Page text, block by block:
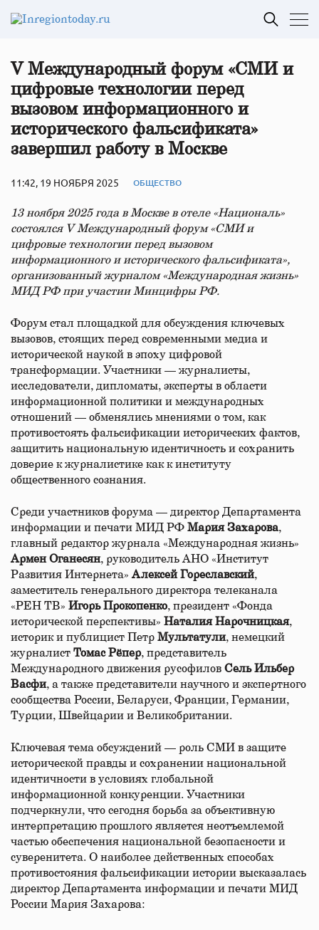
V Международный форум «СМИ и
цифровые технологии перед
вызовом информационного и
исторического фальсификата»
завершил работу в Москве
11:42, 19 НОЯБРЯ 2025 ОБЩЕСТВО
13 ноября 2025 года в Москве в отеле «Националь»
состоялся V Международный форум «СМИ и
цифровые технологии перед вызовом
информационного и исторического фальсификата»,
организованный журналом «Международная жизнь»
МИД РФ при участии Минцифры РФ.
Форум стал площадкой для обсуждения ключевых
вызовов, стоящих перед современными медиа и
исторической наукой в эпоху цифровой
трансформации. Участники — журналисты,
исследователи, дипломаты, эксперты в области
информационной политики и международных
отношений — обменялись мнениями о том, как
противостоять фальсификации исторических фактов,
защитить национальную идентичность и сохранить
доверие к журналистике как к институту
общественного сознания.
Среди участников форума — директор Департамента
информации и печати МИД РФ Мария Захарова,
главный редактор журнала «Международная жизнь»
Армен Оганесян, руководитель АНО «Институт
Развития Интернета» Алексей Гореславский,
заместитель генерального директора телеканала
«РЕН ТВ» Игорь Прокопенко, президент «Фонда
исторической перспективы» Наталия Нарочницкая,
историк и публицист Петр Мультатули, немецкий
журналист Томас Рёпер, представитель
Международного движения русофилов Сель Ильбер
Васфи, а также представители научного и экспертного
сообщества России, Беларуси, Франции, Германии,
Турции, Швейцарии и Великобритании.
Ключевая тема обсуждений — роль СМИ в защите
исторической правды и сохранении национальной
идентичности в условиях глобальной
информационной конкуренции. Участники
подчеркнули, что сегодня борьба за объективную
интерпретацию прошлого является неотъемлемой
частью обеспечения национальной безопасности и
суверенитета. О наиболее действенных способах
противостояния фальсификации истории высказалась
директор Департамента информации и печати МИД
России Мария Захарова: